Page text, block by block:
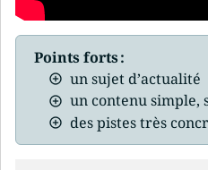
Points forts :
un sujet d’actualité
un contenu simple,
des pistes très